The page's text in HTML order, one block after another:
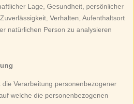
Lage, Gesundheit, persönlicher
Verhalten, Aufenthaltsort
natürlichen Person zu analysieren
die Verarbeitung personenbezogener
welche die personenbezogenen